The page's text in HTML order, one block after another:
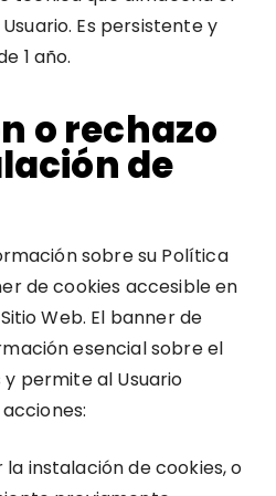
Es persistente y
1 año.
o rechazo
de
sobre su Política
de cookies accesible en
Web. El banner de
esencial sobre el
permite al Usuario
instalación de cookies, o